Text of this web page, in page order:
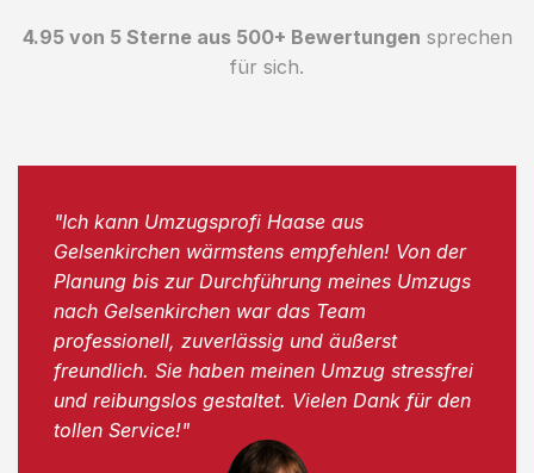
4.95 von 5 Sterne aus 500+ Bewertungen sprechen
für sich.
"Ich kann Umzugsprofi Haase aus
Gelsenkirchen wärmstens empfehlen! Von der
Planung bis zur Durchführung meines Umzugs
nach Gelsenkirchen war das Team
professionell, zuverlässig und äußerst
freundlich. Sie haben meinen Umzug stressfrei
und reibungslos gestaltet. Vielen Dank für den
tollen Service!"